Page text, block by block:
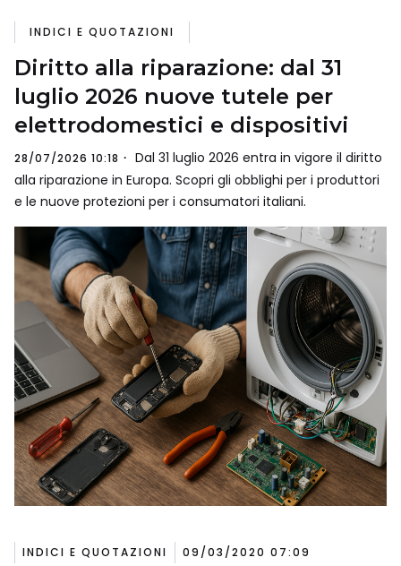
INDICI E QUOTAZIONI
Diritto alla riparazione: dal 31
luglio 2026 nuove tutele per
elettrodomestici e dispositivi
28/07/2026 10:18
Dal 31 luglio 2026 entra in vigore il diritto
alla riparazione in Europa. Scopri gli obblighi per i produttori
e le nuove protezioni per i consumatori italiani.
INDICI E QUOTAZIONI 09/03/2020 07:09